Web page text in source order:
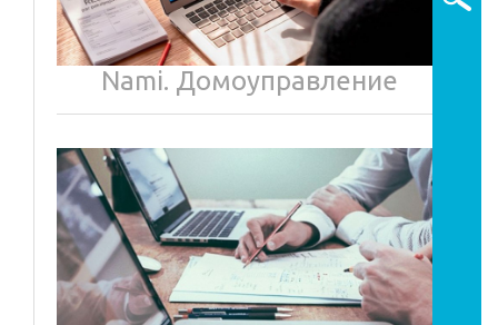
Nami. Домоуправление